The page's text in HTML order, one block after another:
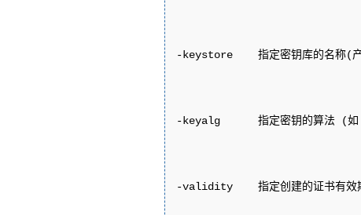
-keystore    指定密钥库的名称(
-keyalg      指定密钥的算法 (如
-validity    指定创建的证书有效